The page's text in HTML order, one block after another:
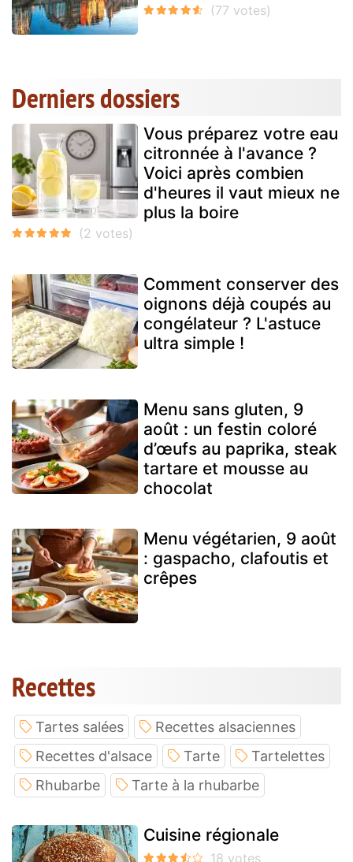
Derniers dossiers
Vous préparez votre eau
citronnée à l'avance ?
Voici après combien
d'heures il vaut mieux ne
plus la boire
Comment conserver des
oignons déjà coupés au
congélateur ? L'astuce
ultra simple !
Menu sans gluten, 9
août : un festin coloré
d’œufs au paprika, steak
tartare et mousse au
chocolat
Menu végétarien, 9 août
: gaspacho, clafoutis et
crêpes
Recettes
Tartes salées
Recettes alsaciennes
Recettes d'alsace
Tarte
Tartelettes
Rhubarbe
Tarte à la rhubarbe
Cuisine régionale